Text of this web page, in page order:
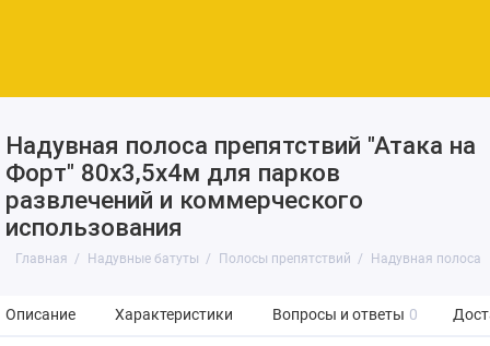
Надувная полоса препятствий "Атака на
Форт" 80х3,5х4м для парков
развлечений и коммерческого
использования
Главная Надувные батуты Полосы препятствий Надувная полоса
Описание Характеристики Вопросы и ответы 0